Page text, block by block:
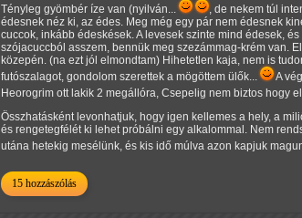
Tényleg gyömbér íze van (nyilván...
, de nekem túl
édesnek néz ki, az édes. Meg még egy pár nem édesnek
cuccok, inkább édeskések. A levesek szinte mind édesek,
szójacuccból asszem, bennük meg szezámmag-krém van.
közepén. (na ezt jól elmondtam) Hihetetlen kaja, nem is
futószalagot, gondolom szerettek a mögöttem ülők...
A
Heorogrim ott lakik 2 megállóra, Csepelig nem biztos hogy
Összhatásként levonhatjuk, hogy igen kellemes a hely, a
és rengetegfélét ki lehet próbálni egy alkalommal. Nem
utána hetekig mesélünk, és kis idő múlva azon kapjuk
15 hozzászólás